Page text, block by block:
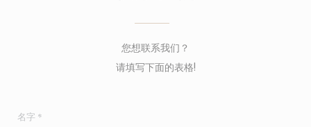
您想联系我们？
请填写下面的表格!